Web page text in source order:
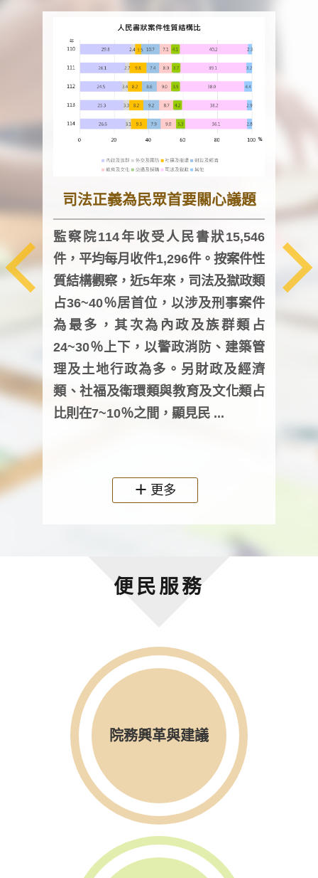
司法正義為民眾首要關心議題
監察院114年收受人民書狀15,546
件，平均每月收件1,296件。按案件性
質結構觀察，近5年來，司法及獄政類
占36~40％居首位，以涉及刑事案件
為最多，其次為內政及族群類占
24~30％上下，以警政消防、建築管
理及土地行政為多。另財政及經濟
類、社福及衛環類與教育及文化類占
比則在7~10％之間，顯見民 ...
監
均每
人
更多
便民服務
院務興革與建議